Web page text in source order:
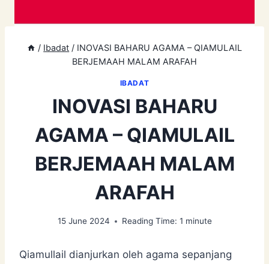
/ Ibadat / INOVASI BAHARU AGAMA – QIAMULAIL
BERJEMAAH MALAM ARAFAH
IBADAT
INOVASI BAHARU
AGAMA – QIAMULAIL
BERJEMAAH MALAM
ARAFAH
15 June 2024 Reading Time: 1 minute
Qiamullail dianjurkan oleh agama sepanjang